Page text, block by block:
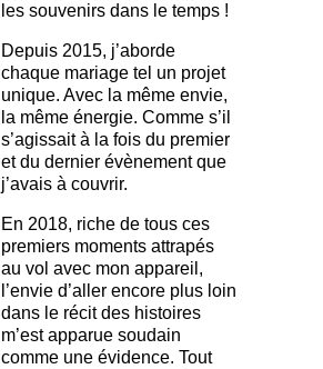
les souvenirs dans le temps !
Depuis 2015, j’aborde
chaque mariage tel un projet
unique. Avec la même envie,
la même énergie. Comme s’il
s’agissait à la fois du premier
et du dernier évènement que
j’avais à couvrir.
En 2018, riche de tous ces
premiers moments attrapés
au vol avec mon appareil,
l’envie d’aller encore plus loin
dans le récit des histoires
m’est apparue soudain
comme une évidence. Tout